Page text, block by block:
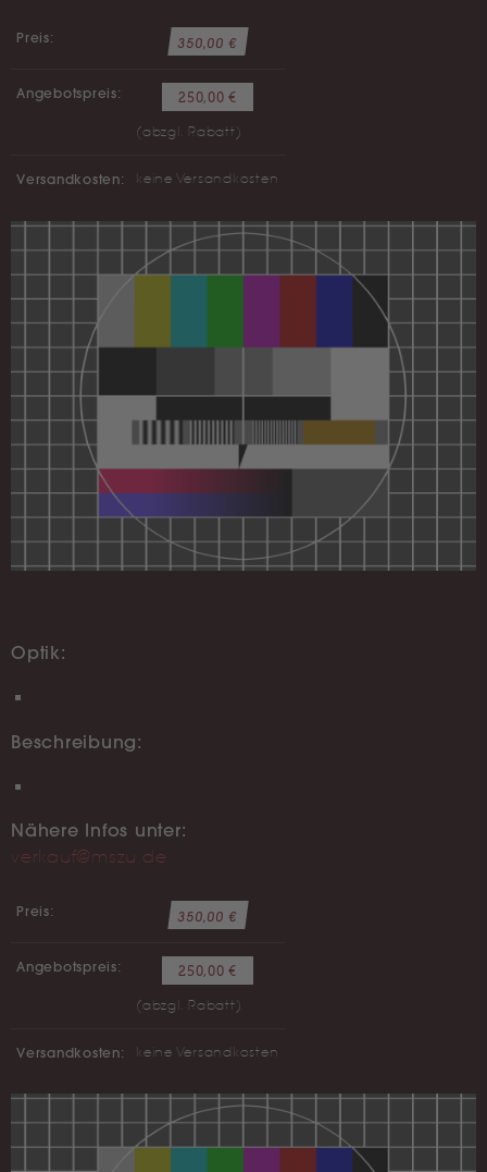
Preis: 350,00 €
Angebotspreis: 250,00 €
(abzgl. Rabatt)
Versandkosten: keine Versandkosten
Optik:
Beschreibung:
Nähere Infos unter:
verkauf@mszu.de
Preis: 350,00 €
Angebotspreis: 250,00 €
(abzgl. Rabatt)
Versandkosten: keine Versandkosten